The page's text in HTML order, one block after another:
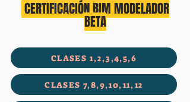
CERTIFICACIÓN BIM MODELADOR
BETA
CLASES 1,2,3,4,5,6
CLASES 7,8,9,10,11,12